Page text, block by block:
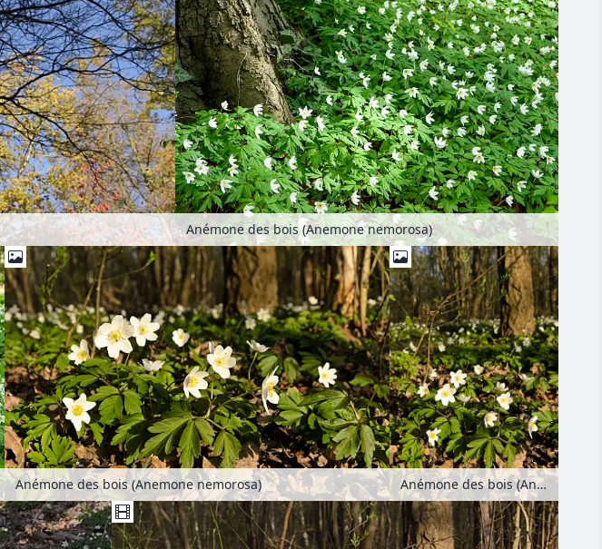
Anémone des bois (Anemone nemorosa)
Anémone des bois (Anemone nemorosa) Anémone des bois (Anemone nemorosa)